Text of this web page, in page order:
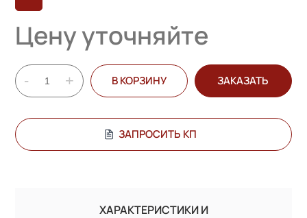
Цену уточняйте
- + В КОРЗИНУ ЗАКАЗАТЬ
ЗАПРОСИТЬ КП
ХАРАКТЕРИСТИКИ И